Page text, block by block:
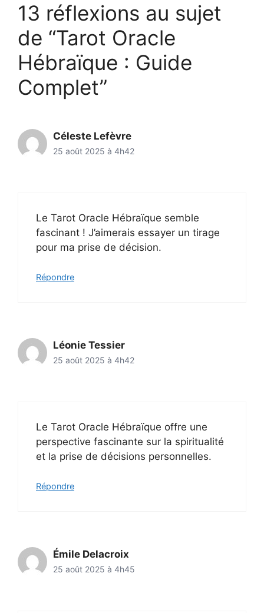
13 réflexions au sujet
de “Tarot Oracle
Hébraïque : Guide
Complet”
Céleste Lefèvre
25 août 2025 à 4h42
Le Tarot Oracle Hébraïque semble
fascinant ! J’aimerais essayer un tirage
pour ma prise de décision.
Répondre
Léonie Tessier
25 août 2025 à 4h42
Le Tarot Oracle Hébraïque offre une
perspective fascinante sur la spiritualité
et la prise de décisions personnelles.
Répondre
Émile Delacroix
25 août 2025 à 4h45